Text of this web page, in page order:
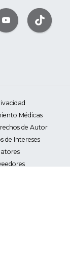
Médicas
de Autor
de Intereses